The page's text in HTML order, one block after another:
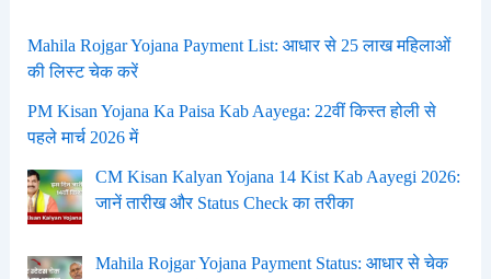
Mahila Rojgar Yojana Payment List: आधार से 25 लाख महिलाओं
की लिस्ट चेक करें
PM Kisan Yojana Ka Paisa Kab Aayega: 22वीं किस्त होली से
पहले मार्च 2026 में
CM Kisan Kalyan Yojana 14 Kist Kab Aayegi 2026:
जानें तारीख और Status Check का तरीका
Mahila Rojgar Yojana Payment Status: आधार से चेक